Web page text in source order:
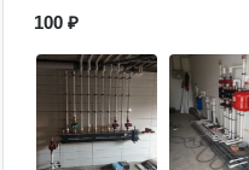
100 ₽